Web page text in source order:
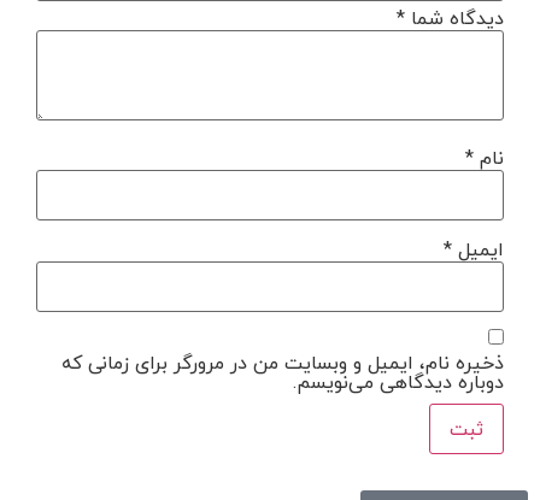
دیدگاه شما *
نام*
ایمیل*
ذخیره نام، ایمیل و وبسایت من در مرورگر برای زمانی که
دوباره دیدگاهی می‌نویسم.